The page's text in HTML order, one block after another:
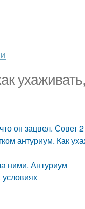
он зацвел. Совет
антуриум. Как
ними. Антуриум